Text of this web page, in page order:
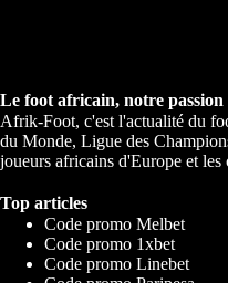
Le foot africain, notre passion
Afrik-Foot, c'est l'actualité du
du Monde, Ligue des
joueurs africains d'Europe et
Top articles
Code promo Melbet
Code promo 1xbet
Code promo Linebet